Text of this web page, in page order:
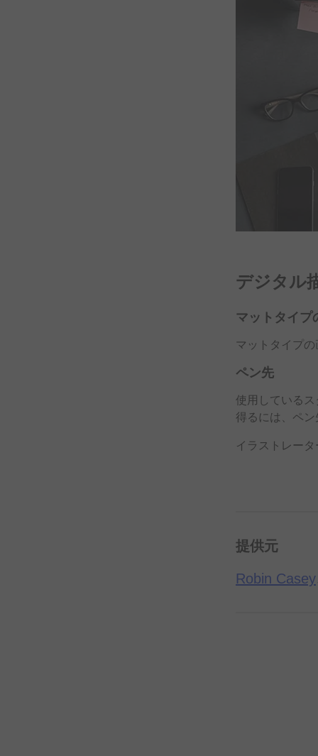
デジタル
マット タイプ
マット タイプの
ペン先
使用している
得るには、 ペン
イラストレータ
提供元
Robin Casey